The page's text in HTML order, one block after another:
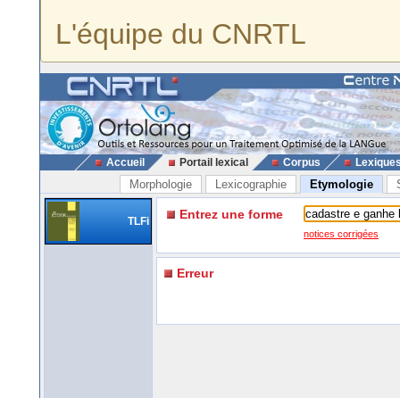
L'équipe du CNRTL
Accueil Portail lexical Corpus
Morphologie Lexicographie Etymologie
TLFi Entrez une forme
notices corrigées
Erreur